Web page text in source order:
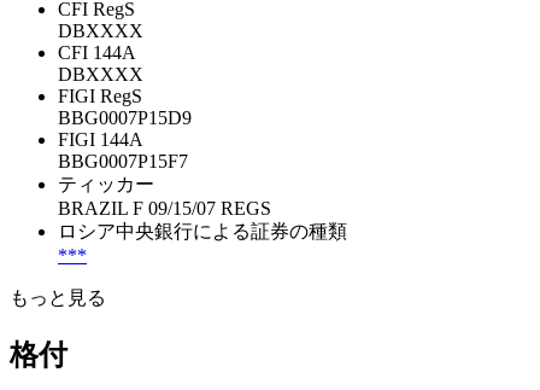
CFI RegS
DBXXXX
CFI 144A
DBXXXX
FIGI RegS
BBG0007P15D9
FIGI 144A
BBG0007P15F7
ティッカー
BRAZIL F 09/15/07 REGS
ロシア中央銀行による証券の種類
***
もっと見る
格付